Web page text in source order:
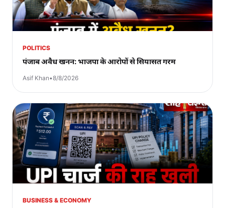
POLITICS
पंजाब अवैध खनन: भाजपा के आरोपों से सियासत गरम
Asif Khan•8/8/2026
BUSINESS & ECONOMY